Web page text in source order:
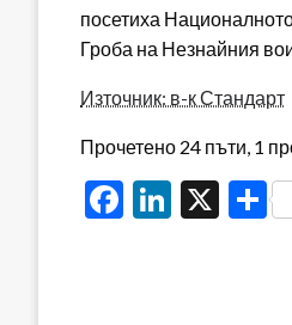
посетиха
Гроба на Незнайния
Източник: в-к Стандарт
Прочетено 24 пъти, 1
Facebook
LinkedIn
X